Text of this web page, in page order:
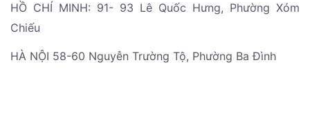
HỒ CHÍ MINH: 91- 93 Lê Quốc Hưng, Phường Xóm
Chiếu
HÀ NỘI 58-60 Nguyễn Trường Tộ, Phường Ba Đình